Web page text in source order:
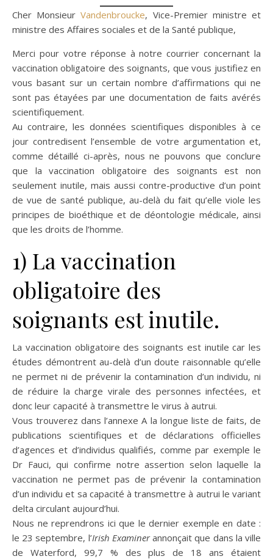
Cher MonsieurVandenbroucke, Vice-Premier ministre et
ministre des Affaires sociales et de la Santé publique,
Merci pour votre réponse à notre courrier concernant la
vaccination obligatoire des soignants, que vous justifiez en
vous basant sur un certain nombre d’affirmations qui ne
sont pas étayées par une documentation de faits avérés
scientifiquement.
Au contraire, les données scientifiques disponibles à ce
jour contredisent l’ensemble de votre argumentation et,
comme détaillé ci-après, nous ne pouvons que conclure
que la vaccination obligatoire des soignants est non
seulement inutile, mais aussi contre-productive d’un point
de vue de santé publique, au-delà du fait qu’elle viole les
principes de bioéthique et de déontologie médicale, ainsi
que les droits de l’homme.
1) La vaccination
obligatoire des
soignants est inutile.
La vaccination obligatoire des soignants est inutile car les
études démontrent au-delà d’un doute raisonnable qu’elle
ne permet ni de prévenir la contamination d’un individu, ni
de réduire la charge virale des personnes infectées, et
donc leur capacité à transmettre le virus à autrui.
Vous trouverez dans l’annexe A la longue liste de faits, de
publications scientifiques et de déclarations officielles
d’agences et d’individus qualifiés, comme par exemple le
Dr Fauci, qui confirme notre assertion selon laquelle la
vaccination ne permet pas de prévenir la contamination
d’un individu et sa capacité à transmettre à autrui le variant
delta circulant aujourd’hui.
Nous ne reprendrons ici que le dernier exemple en date :
le 23 septembre, l’Irish Examinerannonçait que dans la ville
de Waterford, 99,7 % des plus de 18 ans étaient